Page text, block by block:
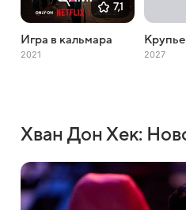
7,1
Игра в кальмара
2021
Крупье
2027
Хван Дон Хек: